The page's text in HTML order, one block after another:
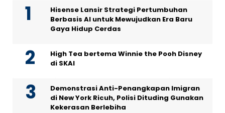
Hisense Lansir Strategi Pertumbuhan
Berbasis AI untuk Mewujudkan Era Baru
Gaya Hidup Cerdas
High Tea bertema Winnie the Pooh Disney
di SKAI
Demonstrasi Anti-Penangkapan Imigran
di New York Ricuh, Polisi Dituding Gunakan
Kekerasan Berlebiha